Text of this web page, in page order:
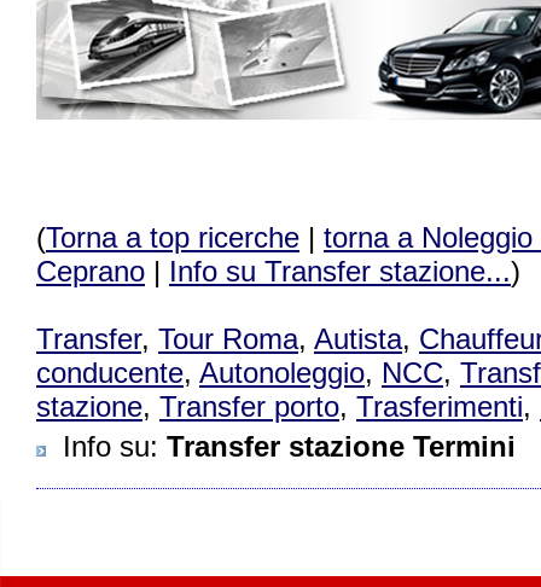
(Torna a top ricerche | torna a
Ceprano | Info su Transfer stazione...)
Transfer, Tour Roma, Autista,
conducente, Autonoleggio, NCC,
stazione, Transfer porto, Trasferimenti,
Info su: Transfer stazione Termini